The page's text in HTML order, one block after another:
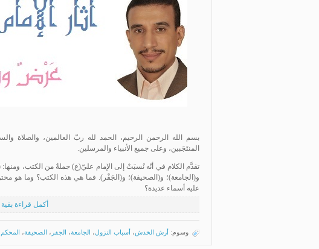
بسم الله الرحمن الرحيم، الحمد لله ربّ العالمين، والصلاة
المنتَجَبين، وعلى جميع الأنبياء والمرسلين.
تقدَّم الكلام في أنّه نُسبَتْ إلى الإمام عليّ(ع) جملةٌ من الكتب،
و(الجامعة)؛ و(الصحيفة)؛ و(الجَفْر). فما هي هذه الكتب؟ وما هو
عليه أسماء عديدة؟
أكمل قراءة
وسوم: أرش الخدش، أسباب النزول، الجامعة، الجفر ، الصحيفة، المحكم